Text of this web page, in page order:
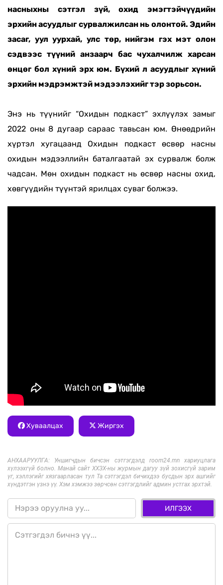
насныхны сэтгэл зүй, охид эмэгтэйчүүдийн
эрхийн асуудлыг сурвалжилсан нь олонтой. Эдийн
засаг, уул уурхай, улс төр, нийгэм гэх мэт олон
сэдвээс түүний анзаарч бас чухалчилж харсан
өнцөг бол хүний эрх юм. Бүхий л асуудлыг хүний
эрхийн мэдрэмжтэй мэдээлэхийг тэр зорьсон.
Энэ нь түүнийг “Охидын подкаст” эхлүүлэх замыг
2022 оны 8 дугаар сараас тавьсан юм. Өнөөдрийн
хүртэл хугацаанд Охидын подкаст өсвөр насны
охидын мэдээллийн баталгаатай эх сурвалж болж
чадсан. Мөн охидын подкаст нь өсвөр насны охид,
хөвгүүдийн түүнтэй ярилцах суваг болжээ.
Хуваалцах Жиргэх
АНХААРУУЛГА: Уншигчдын бичсэн сэтгэгдэлд room24.mn хариуцлага
хүлээхгүй болно. Манай сайт ХХЗХ-ны журмын дагуу зүй зохисгүй зарим
үг, хэллэгийг хязгаарласан тул Та сэтгэгдэл бичихдээ бусдын эрх ашгийг
хүндэтгэн үзнэ үү. Хэм хэмжээ зөрчсөн сэтгэгдлийг админ устгах эрхтэй.
ИЛГЭЭХ